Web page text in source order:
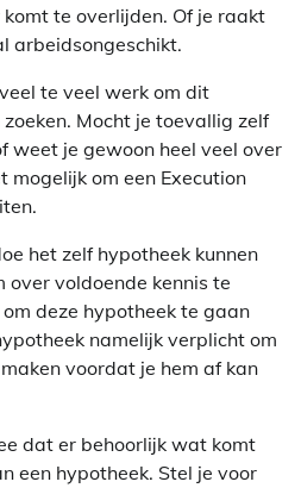
te overlijden. Of je raakt
arbeidsongeschikt.
te veel werk om dit
Mocht je toevallig zelf
weet je gewoon heel veel over
om een Execution
het zelf hypotheek kunnen
over voldoende kennis te
deze hypotheek te gaan
namelijk verplicht om
voordat je hem af kan
dat er behoorlijk wat komt
een hypotheek. Stel je voor